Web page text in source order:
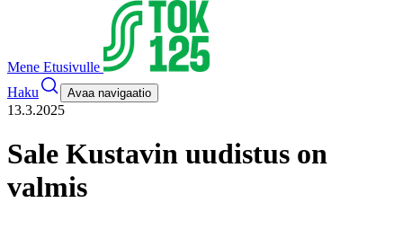
Mene Etusivulle
Haku
Avaa navigaatio
13.3.2025
Sale Kustavin uudistus on
valmis